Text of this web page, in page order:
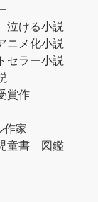
泣ける小説
ニメ化小説
セラー小説
賞作
作家
童書
図鑑